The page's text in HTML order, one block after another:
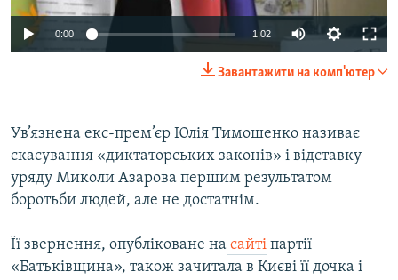
ВІДЕОУРОКИ «ELIFBE»
СВІДЧЕННЯ ОКУПАЦІЇ
Русский
Qırımtatar
Усі сайти RFE/RL
0:00 1:02
Завантажити на комп'ютер
Ув’язнена екс-прем’єр Юлія Тимошенко називає
скасування «диктаторських законів» і відставку
уряду Миколи Азарова першим результатом
боротьби людей, але не достатнім.
Її звернення, опубліковане на сайті партії
«Батьківщина», також зачитала в Києві її дочка і